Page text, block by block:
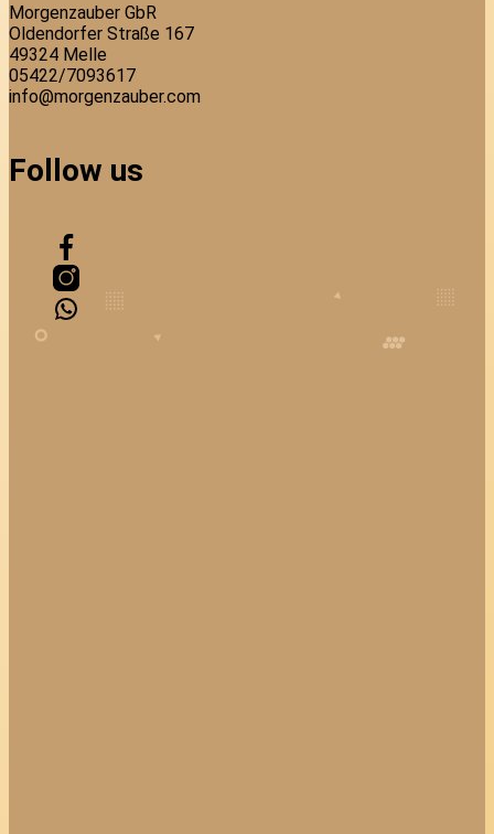
Morgenzauber GbR
Oldendorfer Straße 167
49324 Melle
05422/7093617
info@morgenzauber.com
Follow us